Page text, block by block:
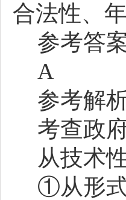
合法性、
参考答案
A
参考解析
考查政
从技术
①从形